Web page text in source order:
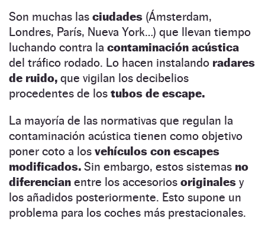
Son muchas las ciudades (Ámsterdam,
Londres, París, Nueva York…) que llevan tiempo
luchando contra la contaminación acústica
del tráfico rodado. Lo hacen instalando radares
de ruido, que vigilan los decibelios
procedentes de los tubos de escape.
La mayoría de las normativas que regulan la
contaminación acústica tienen como objetivo
poner coto a los vehículos con escapes
modificados. Sin embargo, estos sistemas no
diferencian entre los accesorios originales y
los añadidos posteriormente. Esto supone un
problema para los coches más prestacionales.